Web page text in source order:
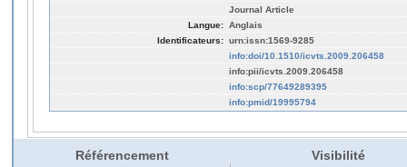
Journal Article
Langue: Anglais
Identificateurs: urn:issn:1569-9285
info:doi/10.1510/icvts.2009.206458
info:pii/icvts.2009.206458
info:scp/77649289395
info:pmid/19995794
Référencement Visibilité